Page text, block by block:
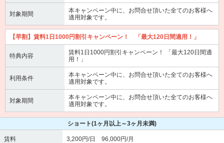
対象期間
本キャンペーン中に、お問合せ頂いた全てのお客様へ
適用対象です。
【早割】賃料1日1000円割引キャンペーン！ 「最大120日間適用！」
特典内容
賃料1日1000円割引キャンペーン！ 「最大120日間適
用！」
利用条件
本キャンペーン中に、お問合せ頂いた全てのお客様へ
適用対象です。
対象期間
本キャンペーン中に、お問合せ頂いた全てのお客様へ
適用対象です。
ショート(1ヶ月以上～3ヶ月未満)
賃料 3,200円/日 96,000円/月